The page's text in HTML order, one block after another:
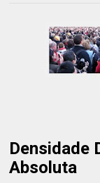
Densidade
Absoluta